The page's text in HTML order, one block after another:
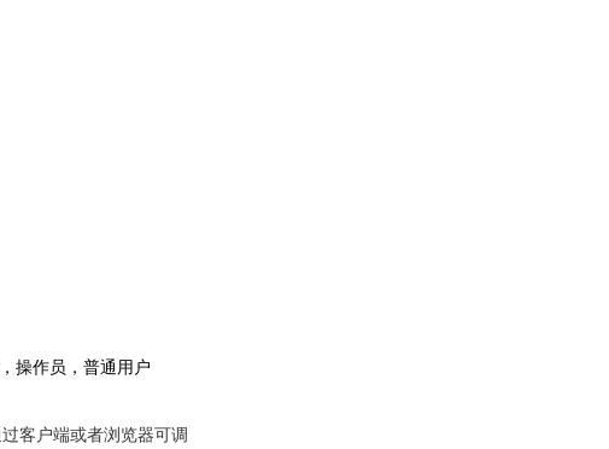
操作员，普通用户
客户端或者浏览器可调